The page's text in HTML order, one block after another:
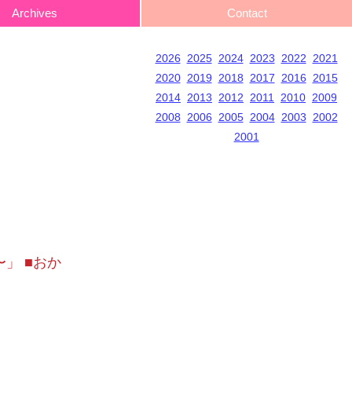
Archives Contact
」 ■おか
2026 2025 2024 2023 2022
2021
2020 2019 2018 2017 2016
2015
2014 2013 2012 2011 2010 2009
2008
2006 2005 2004 2003
2002
2001